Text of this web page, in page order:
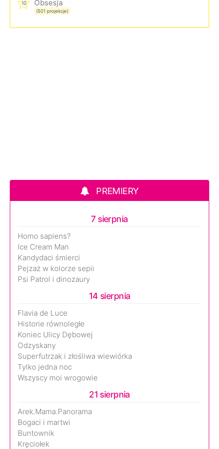
10 Obsesja
(501 projekcje)
PREMIERY
7 sierpnia
Homo sapiens?
Ice Cream Man
Kandydaci śmierci
Pejzaż w kolorze sepii
Psi Patrol i dinozaury
14 sierpnia
Flavia de Luce
Historie równoległe
Koniec Ulicy Dębowej
Odzyskany
Superfutrzak i złośliwa wiewiórka
Tylko jedna noc
Wszyscy moi wrogowie
21 sierpnia
Arek.Mama.Panorama
Bogaci i martwi
Buntownik
Kręciołek